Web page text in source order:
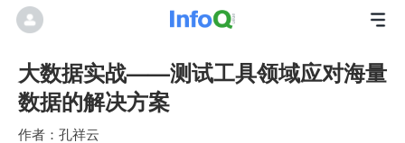
大数据实战——测试工具领域应对海量
数据的解决方案
孔祥云